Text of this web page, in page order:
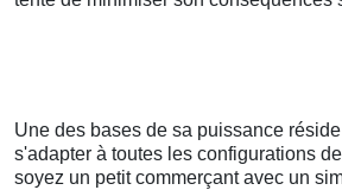
Une des bases de sa puissance
s'adapter à toutes les configurations
soyez un petit commerçant avec un